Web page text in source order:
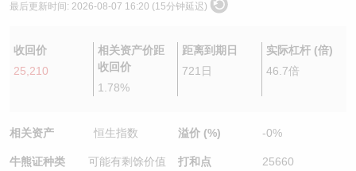
最后更新时间: 2026-08-07 16:20 (15分钟延迟)
收回价
25,210
相关资产价距
收回价
1.78%
距离到期日
721日
实际杠杆 (倍)
46.7倍
相关资产 恒生指数
牛熊证种类
可能有剩馀价值
溢价 (%) -0%
打和点 25660
牛熊证文件及公告